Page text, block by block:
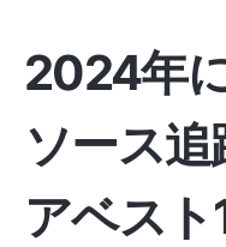
2024年
ソース
アベス